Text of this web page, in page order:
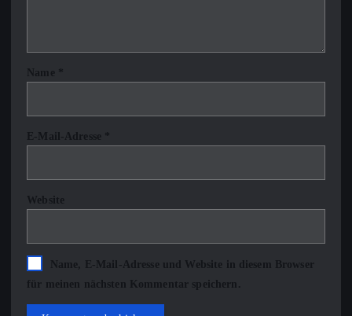
Name *
E-Mail-Adresse *
Website
Name, E-Mail-Adresse und Website in diesem Browser
für meinen nächsten Kommentar speichern.